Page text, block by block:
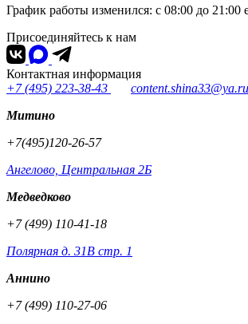
График работы изменился: с 08:00 до 21:00
Присоединяйтесь к нам
Контактная информация
+7 (495) 223-38-43
content.shina33@ya.ru
Митино
+7(495)120-26-57
Ангелово, Центральная 2Б
Медведково
+7 (499) 110-41-18
Полярная д. 31В стр. 1
Аннино
+7 (499) 110-27-06